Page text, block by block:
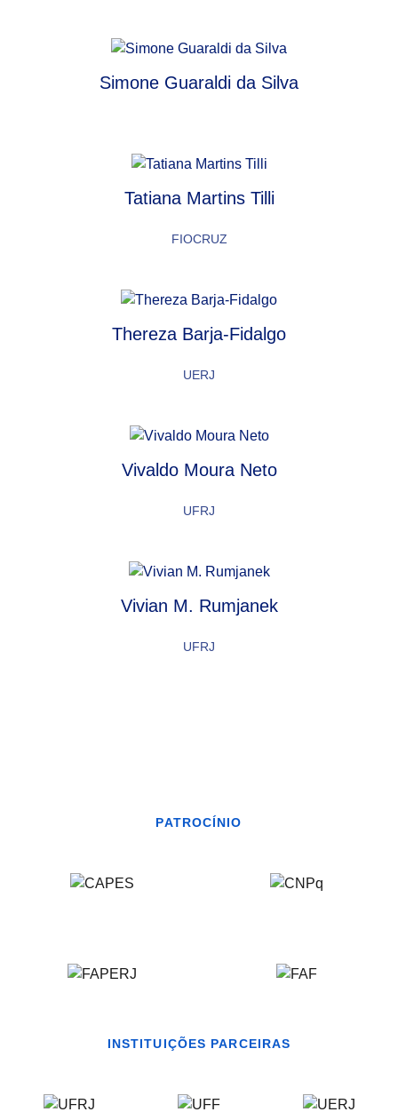
Simone Guaraldi da Silva
Tatiana Martins Tilli
FIOCRUZ
Thereza Barja-Fidalgo
UERJ
Vivaldo Moura Neto
UFRJ
Vivian M. Rumjanek
UFRJ
PATROCÍNIO
INSTITUIÇÕES PARCEIRAS